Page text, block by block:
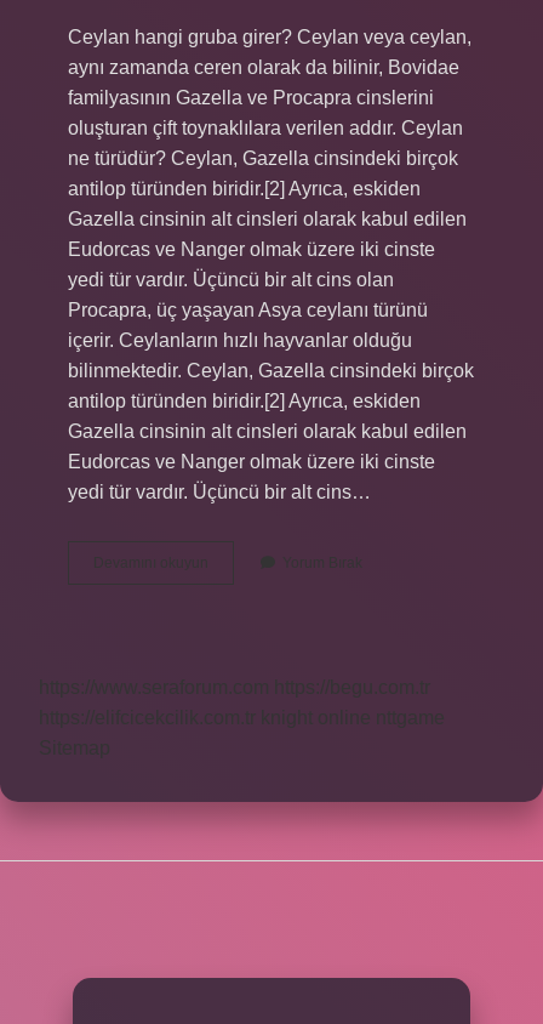
Ceylan hangi gruba girer? Ceylan veya ceylan,
aynı zamanda ceren olarak da bilinir, Bovidae
familyasının Gazella ve Procapra cinslerini
oluşturan çift toynaklılara verilen addır. Ceylan
ne türüdür? Ceylan, Gazella cinsindeki birçok
antilop türünden biridir.[2] Ayrıca, eskiden
Gazella cinsinin alt cinsleri olarak kabul edilen
Eudorcas ve Nanger olmak üzere iki cinste
yedi tür vardır. Üçüncü bir alt cins olan
Procapra, üç yaşayan Asya ceylanı türünü
içerir. Ceylanların hızlı hayvanlar olduğu
bilinmektedir. Ceylan, Gazella cinsindeki birçok
antilop türünden biridir.[2] Ayrıca, eskiden
Gazella cinsinin alt cinsleri olarak kabul edilen
Eudorcas ve Nanger olmak üzere iki cinste
yedi tür vardır. Üçüncü bir alt cins…
Devamını okuyun
Ne
Yorum Bırak
https://www.seraforum.com
https://begu.com.tr
https://elifcicekcilik.com.tr
knight online
nttgame
Sitemap